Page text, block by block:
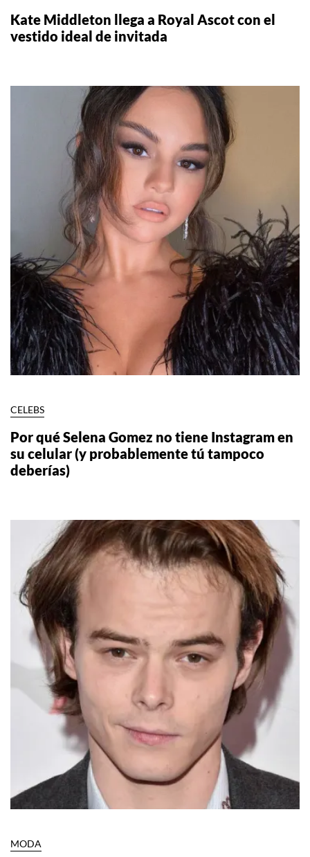
Kate Middleton llega a Royal Ascot con el
vestido ideal de invitada
CELEBS
Por qué Selena Gomez no tiene Instagram en
su celular (y probablemente tú tampoco
deberías)
MODA